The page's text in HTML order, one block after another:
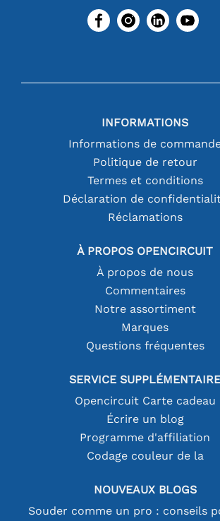
INFORMATIONS
Informations de
Politique de retour
Termes et conditions
Déclaration de
Réclamations
À PROPOS OPENCIRCUIT
À propos de nous
Commentaires
Notre assortiment
Marques
Questions fréquentes
SERVICE SUPPLÉMENTAIRE
Opencircuit Carte cadeau
Écrire un blog
Programme d'affiliation
Codage couleur de la
NOUVEAUX BLOGS